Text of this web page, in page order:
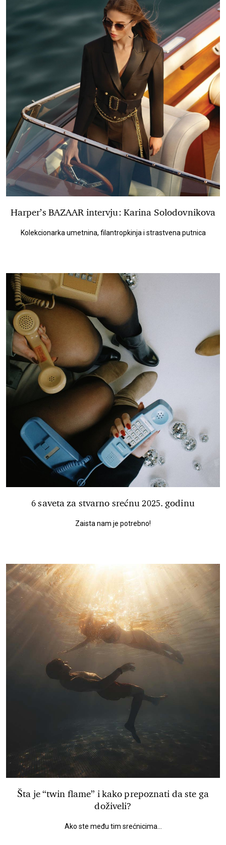
Harper’s BAZAAR intervju: Karina Solodovnikova
Kolekcionarka umetnina, filantropkinja i strastvena putnica
6 saveta za stvarno srećnu 2025. godinu
Zaista nam je potrebno!
Šta je “twin flame” i kako prepoznati da ste ga
doživeli?
Ako ste među tim srećnicima...